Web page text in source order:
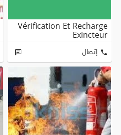
Vérification Et Recharge
Exincteur
إتصال